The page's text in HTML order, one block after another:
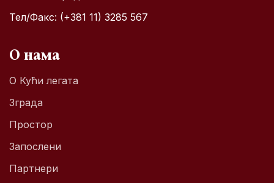
Тел/Факс: (+381 11) 3285 567
О нама
О Кући легата
Зграда
Простор
Запослени
Партнери